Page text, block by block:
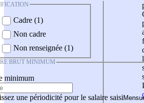
Cadre (1)
Non cadre
Non renseignée (1)
BRUT MINIMUM
minimum
une périodicité pour le salaire saisi